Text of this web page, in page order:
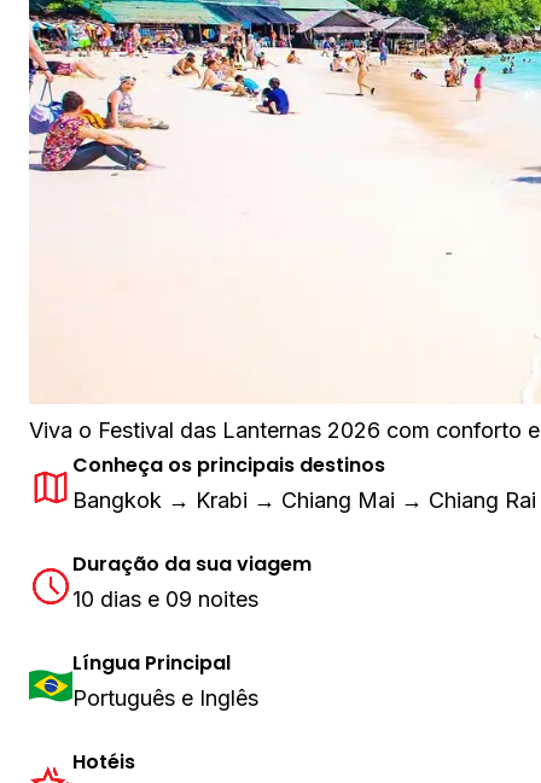
Viva o Festival das Lanternas 2026 com conforto
Conheça os principais destinos
Bangkok → Krabi → Chiang Mai → Chiang
Duração da sua viagem
10 dias e 09 noites
Língua Principal
Português e Inglês
Hotéis